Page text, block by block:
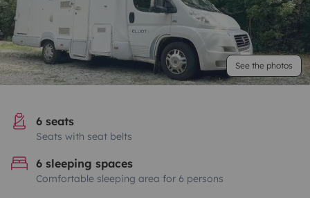
See the photos
6 seats
Seats with seat belts
6 sleeping spaces
Comfortable sleeping area for 6 persons